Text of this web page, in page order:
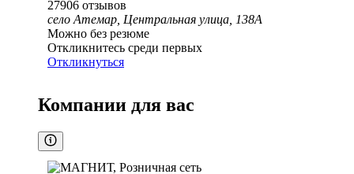
27906 отзывов
село Атемар, Центральная улица, 138А
Можно без резюме
Откликнитесь среди первых
Откликнуться
Компании для вас